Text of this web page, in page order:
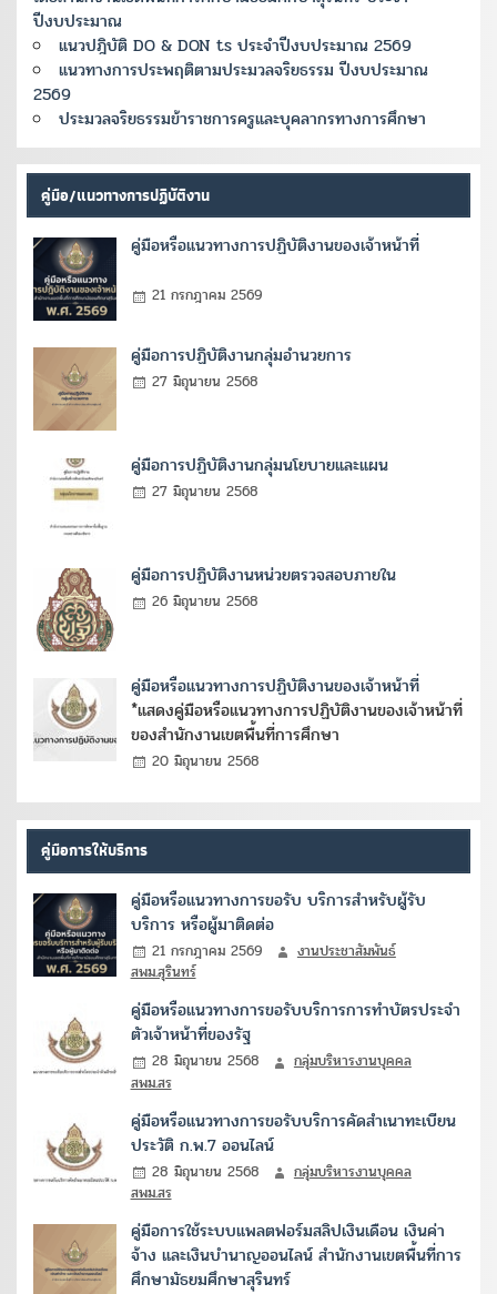
ปีงบประมาณ
แนวปฎิบัติ DO & DON ts ประจำปีงบประมาณ 2569
แนวทางการประพฤติตามประมวลจริยธรรม ปีงบประมาณ
2569
ประมวลจริยธรรมข้าราชการครูและบุคลากรทางการศึกษา
คู่มือ/แนวทางการปฏิบัติงาน
คู่มือหรือแนวทางการปฏิบัติงานของเจ้าหน้าที่
21 กรกฎาคม 2569
คู่มือการปฏิบัติงานกลุ่มอำนวยการ
27 มิถุนายน 2568
คู่มือการปฏิบัติงานกลุ่มนโยบายและแผน
27 มิถุนายน 2568
คู่มือการปฏิบัติงานหน่วยตรวจสอบภายใน
26 มิถุนายน 2568
คู่มือหรือแนวทางการปฏิบัติงานของเจ้าหน้าที่
*แสดงคู่มือหรือแนวทางการปฏิบัติงานของเจ้าหน้าที่
ของสำนักงานเขตพื้นที่การศึกษา
20 มิถุนายน 2568
คู่มือการให้บริการ
คู่มือหรือแนวทางการขอรับ บริการสำหรับผู้รับ
บริการ หรือผู้มาติดต่อ
21 กรกฎาคม 2569
งานประชาสัมพันธ์
สพม.สุรินทร์
คู่มือหรือแนวทางการขอรับบริการการทำบัตรประจำ
ตัวเจ้าหน้าที่ของรัฐ
28 มิถุนายน 2568
กลุ่มบริหารงานบุคคล
สพม.สร
คู่มือหรือแนวทางการขอรับบริการคัดสำเนาทะเบียน
ประวัติ ก.พ.7 ออนไลน์
28 มิถุนายน 2568
กลุ่มบริหารงานบุคคล
สพม.สร
คู่มือการใช้ระบบแพลตฟอร์มสลิปเงินเดือน เงินค่า
จ้าง และเงินบำนาญออนไลน์ สำนักงานเขตพื้นที่การ
ศึกษามัธยมศึกษาสุรินทร์